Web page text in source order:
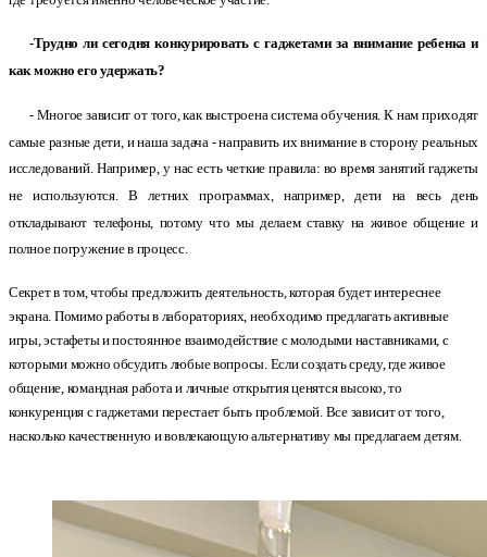
-Трудно ли сегодня конкурировать с гаджетами за внимание ребенка и
как можно его удержать?
- Многое зависит от того, как выстроена система обучения. К нам приходят
самые разные дети, и наша задача - направить их внимание в сторону реальных
исследований. Например, у нас есть четкие правила: во время занятий гаджеты
не используются. В летних программах, например, дети на весь день
откладывают телефоны, потому что мы делаем ставку на живое общение и
полное погружение в процесс.
Секрет в том, чтобы предложить деятельность, которая будет интереснее
экрана. Помимо работы в лабораториях, необходимо предлагать активные
игры, эстафеты и постоянное взаимодействие с молодыми наставниками, с
которыми можно обсудить любые вопросы. Если создать среду, где живое
общение, командная работа и личные открытия ценятся высоко, то
конкуренция с гаджетами перестает быть проблемой. Все зависит от того,
насколько качественную и вовлекающую альтернативу мы предлагаем детям.